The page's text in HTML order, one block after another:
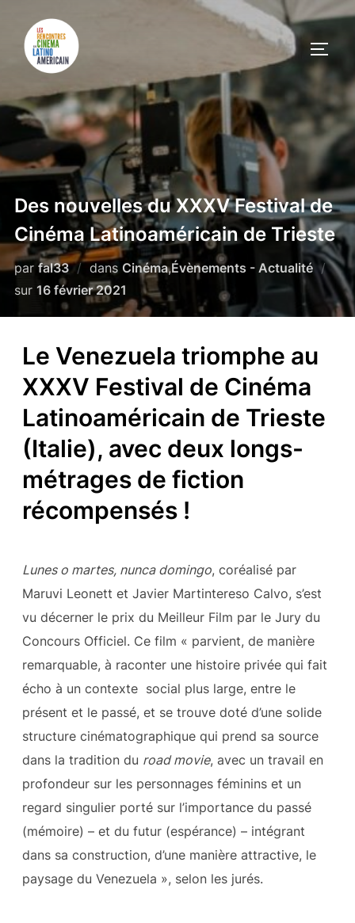
Des nouvelles du XXXV Festival de
Cinéma Latinoaméricain de Trieste
par fal33 dans Cinéma,Évènements - Actualité
sur 16 février 2021
Le Venezuela triomphe au
XXXV Festival de Cinéma
Latinoaméricain de Trieste
(Italie), avec deux longs-
métrages de fiction
récompensés !
Lunes o martes, nunca domingo, coréalisé par
Maruvi Leonett et Javier Martintereso Calvo, s’est
vu décerner le prix du Meilleur Film par le Jury du
Concours Officiel. Ce film « parvient, de manière
remarquable, à raconter une histoire privée qui fait
écho à un contexte social plus large, entre le
présent et le passé, et se trouve doté d’une solide
structure cinématographique qui prend sa source
dans la tradition du road movie, avec un travail en
profondeur sur les personnages féminins et un
regard singulier porté sur l’importance du passé
(mémoire) – et du futur (espérance) – intégrant
dans sa construction, d’une manière attractive, le
paysage du Venezuela », selon les jurés.